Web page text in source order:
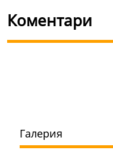
Коментари
Галерия